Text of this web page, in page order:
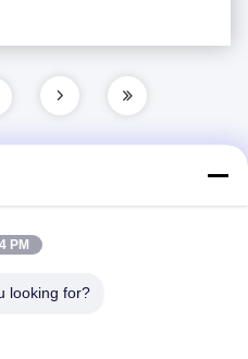
und die umliegenden
Herausforderung des Projekts
Industriepark, Cuibao-
PM
looking for?